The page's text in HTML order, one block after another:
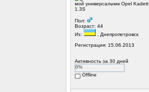
мой универсальчик Opel Kadett
1.3S
Пол:
Возраст: 44
Из:
, Днепропетровск
Регистрация: 15.06.2013
Активность за 30 дней
0%
Offline